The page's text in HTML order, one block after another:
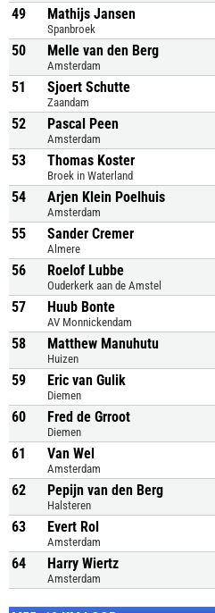
49 Mathijs Jansen
Spanbroek
50 Melle van den Berg
Amsterdam
51 Sjoert Schutte
Zaandam
52 Pascal Peen
Amsterdam
53 Thomas Koster
Broek in Waterland
54 Arjen Klein Poelhuis
Amsterdam
55 Sander Cremer
Almere
56 Roelof Lubbe
Ouderkerk aan de Amstel
57 Huub Bonte
AV Monnickendam
58 Matthew Manuhutu
Huizen
59 Eric van Gulik
Diemen
60 Fred de Grroot
Diemen
61 Van Wel
Amsterdam
62 Pepijn van den Berg
Halsteren
63 Evert Rol
Amsterdam
64 Harry Wiertz
Amsterdam